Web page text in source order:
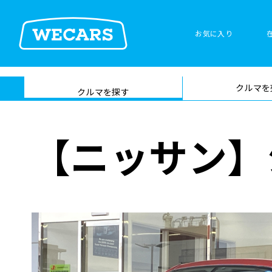
お気に入り
在庫検索
サイト内検
索
クルマを探す クルマ
【ニッサン